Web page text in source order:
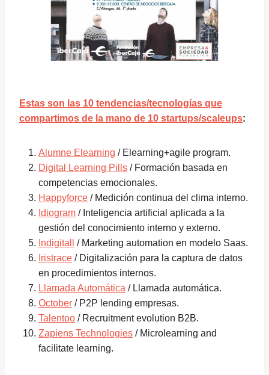
Estas son las 10 tendencias/tecnologías que
compartimos de la mano de 10 startups/scaleups:
Alumne Elearning / Elearning+agile program.
Digital Learning Pills / Formación basada en
competencias emocionales.
Happyforce / Medición continua del clima interno.
Idiogram / Inteligencia artificial aplicada a la
gestión del conocimiento interno y externo.
Indigitall
/ Marketing automation en modelo Saas.
Iristrace / Digitalización para la captura de datos
en procedimientos internos.
Llamada Automática / Llamada automática.
October / P2P lending empresas.
Talentoo / Recruitment evolution B2B.
Zapiens Technologies / Microlearning and
facilitate learning.